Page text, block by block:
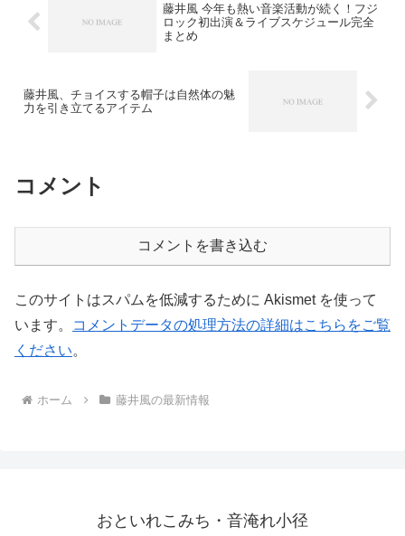
藤井風 今年も熱い音楽活動が続く！フジ
ロック初出演＆ライブスケジュール完全
まとめ
藤井風、チョイスする帽子は自然体の魅
力を引き立てるアイテム
コメント
コメントを書き込む
このサイトはスパムを低減するために Akismet を使って
います。
コメントデータの処理方法の詳細はこちらをご覧
ください。
ホーム 藤井風の最新情報
おといれこみち・音淹れ小径